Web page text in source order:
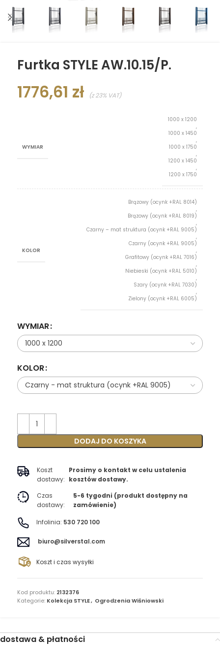
Furtka STYLE AW.10.15/P.
1776,61 zł (z 23% VAT)
WYMIAR
1000 x 1200
,
1000 x 1450
,
1000 x 1750
,
1200 x 1450
,
1200 x 1750
KOLOR
Brązowy (ocynk +RAL 8014)
,
Brązowy (ocynk +RAL 8019)
,
Czarny – mat struktura (ocynk +RAL 9005)
,
Czarny (ocynk +RAL 9005)
,
Grafitowy (ocynk +RAL 7016)
,
Niebieski (ocynk +RAL 5010)
,
Szary (ocynk +RAL 7030)
,
Zielony (ocynk +RAL 6005)
WYMIAR
KOLOR
DODAJ DO KOSZYKA
Koszt
dostawy:
Prosimy o kontakt w celu ustalenia
kosztów dostawy.
Czas
dostawy:
5-6 tygodni (produkt dostępny na
zamówienie)
Infolinia: 530 720 100
biuro@silverstal.com
Koszt i czas wysyłki
Kod produktu: 2132376
Kategorie: Kolekcja STYLE, Ogrodzenia Wiśniowski
dostawa & płatności